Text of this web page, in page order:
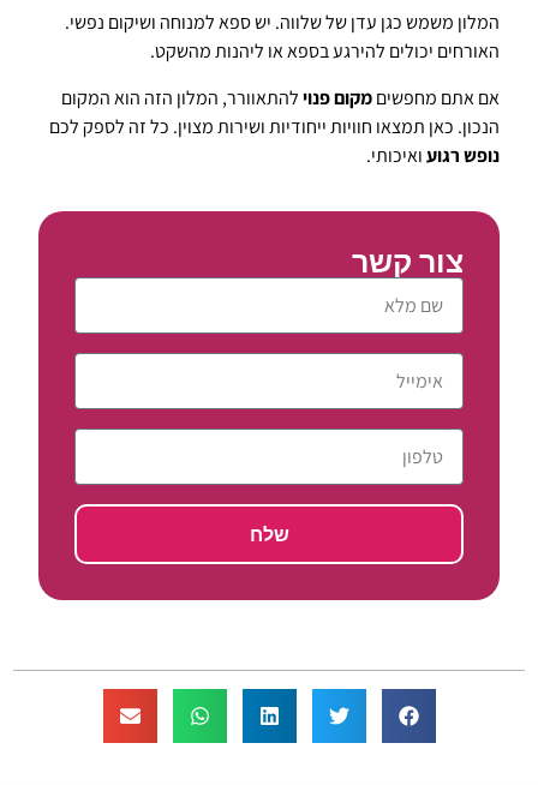
צור קשר
שלח
המלון משמש כגן עדן של שלווה. יש ספא למנוחה ושיקום נפשי.
האורחים יכולים להירגע בספא או ליהנות מהשקט.
אם אתם מחפשיםמקום פנוילהתאוורר, המלון הזה הוא המקום
הנכון. כאן תמצאו חוויות ייחודיות ושירות מצוין. כל זה לספק לכם
נופש רגועואיכותי.